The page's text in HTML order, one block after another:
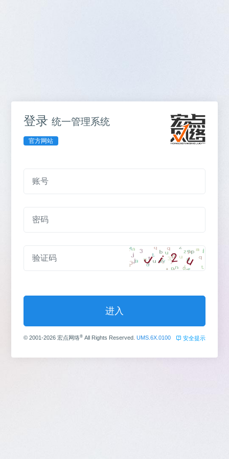
登录统一管理系统
官方网站
进入
© 2001-2026 宏点网络® All Rights Reserved.UMS.6X.0100 安全提示